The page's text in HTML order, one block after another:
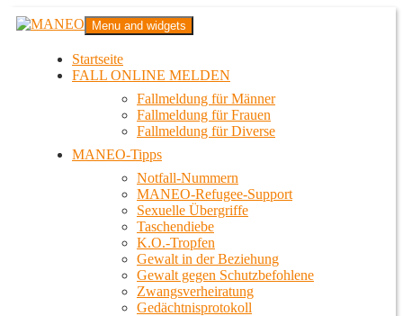
Zum
InhaltMANEO
Das schwule Anti-Gewalt-Projekt in Berlin
Menu and widgets
Startseite
FALL ONLINE MELDEN
Fallmeldung für Männer
Fallmeldung für Frauen
Fallmeldung für Diverse
MANEO-Tipps
Notfall-Nummern
MANEO-Refugee-Support
Sexuelle Übergriffe
Taschendiebe
K.O.-Tropfen
Gewalt in der Beziehung
Gewalt gegen Schutzbefohlene
Zwangsverheiratung
Gedächtnisprotokoll